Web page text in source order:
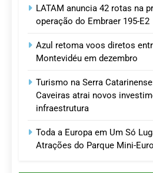
LATAM anuncia 42 rotas na
operação do Embraer 195-E2
Azul retoma voos diretos
Montevidéu em dezembro
Turismo na Serra
Caveiras atrai novos
infraestrutura
Toda a Europa em Um Só
Atrações do Parque Mini-